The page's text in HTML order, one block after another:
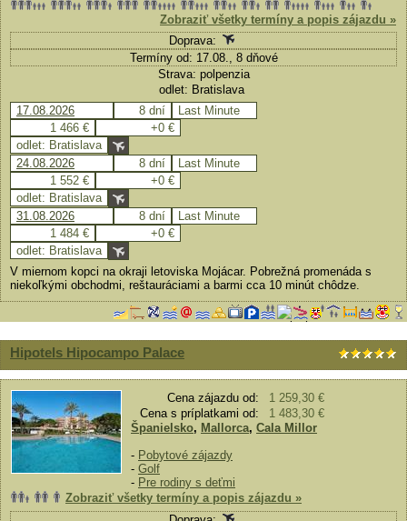
Zobraziť všetky termíny a popis zájazdu »
Doprava:
Termíny od: 17.08., 8 dňové
Strava: polpenzia
odlet: Bratislava
17.08.2026
8 dní
Last Minute
1 466 €
+0 €
odlet: Bratislava
24.08.2026
8 dní
Last Minute
1 552 €
+0 €
odlet: Bratislava
31.08.2026
8 dní
Last Minute
1 484 €
+0 €
odlet: Bratislava
V miernom kopci na okraji letoviska Mojácar. Pobrežná promenáda s
niekoľkými obchodmi, reštauráciami a barmi cca 10 minút chôdze.
Hipotels Hipocampo Palace
Cena zájazdu od:
1 259,30 €
Cena s príplatkami od:
1 483,30 €
Španielsko, Mallorca, Cala Millor
- Pobytové zájazdy
- Golf
- Pre rodiny s deťmi
Zobraziť všetky termíny a popis zájazdu »